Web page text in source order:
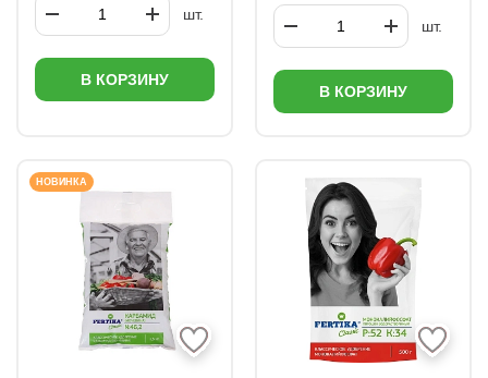
шт.
В КОРЗИНУ
шт.
В КОРЗИНУ
НОВИНКА